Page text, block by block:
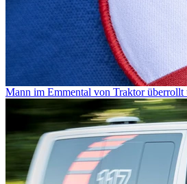
Mann im Emmental von Traktor